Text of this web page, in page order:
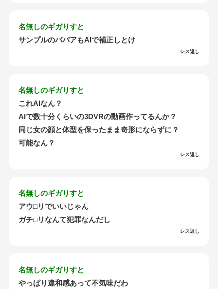
名無しのギガりすと
サンプルのババアもAIで補正しとけ
レス返し
名無しのギガりすと
これAIなん？
AIで数十分くらいの3DVRの動画作ってるんか？
同じ女の顔と体型を保ったまま奇形にならずに？
可能なん？
レス返し
名無しのギガりすと
アウ□リでいいじゃん
ガチ□リなんて犯罪なんだし
レス返し
名無しのギガりすと
やっぱり違和感あって不気味だわ